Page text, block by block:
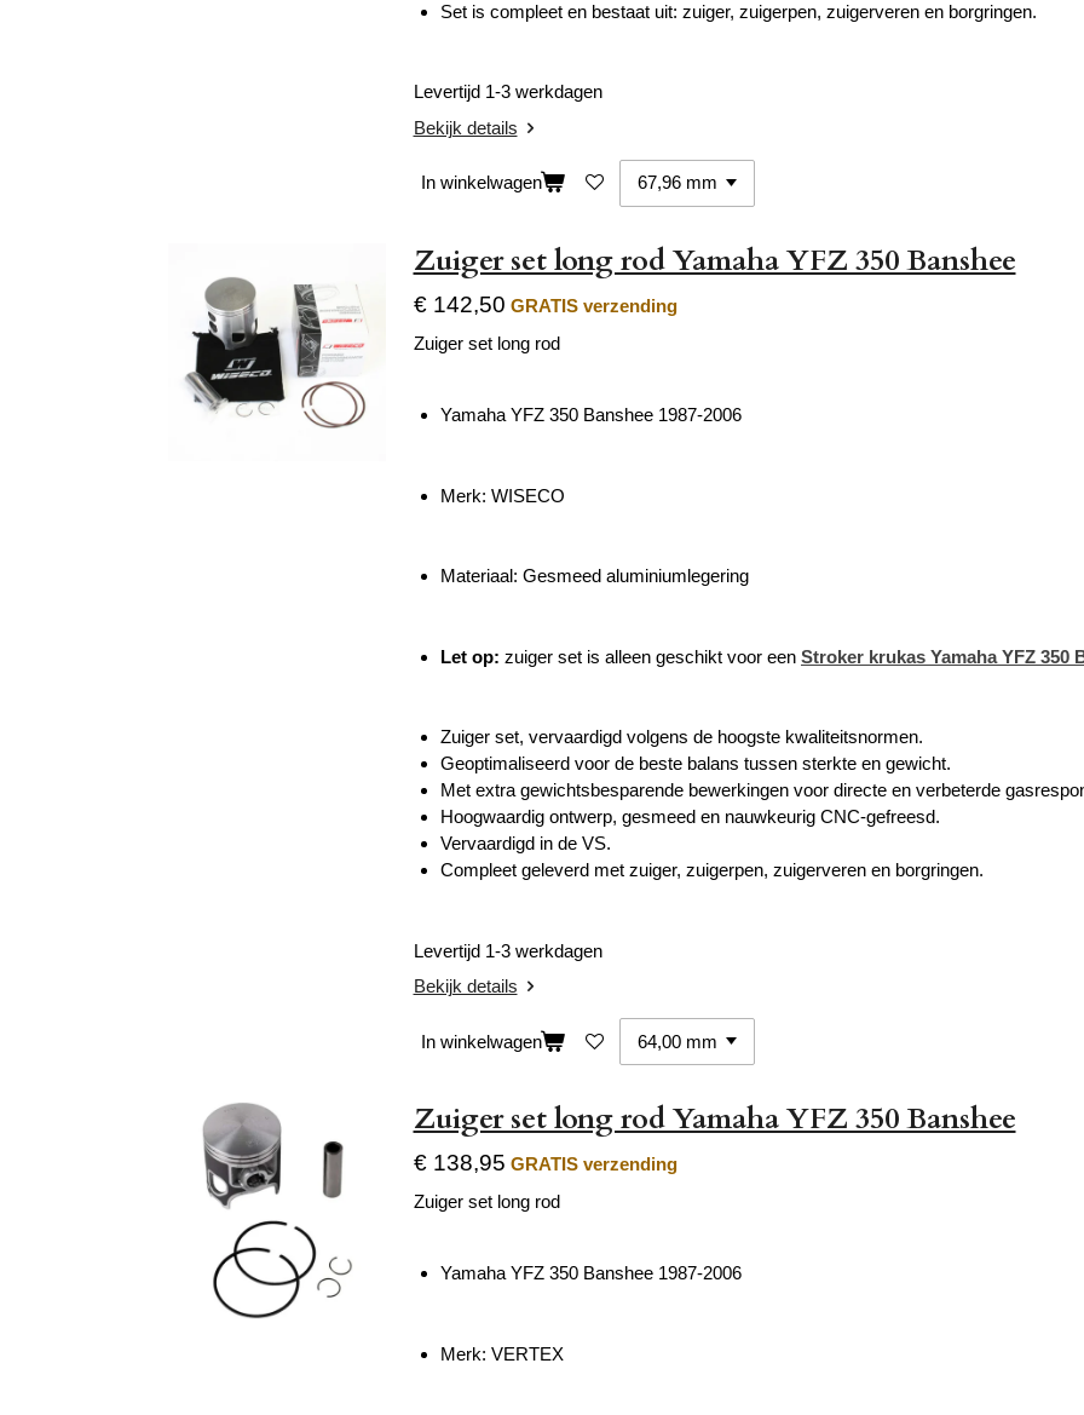
Set is compleet en bestaat uit: zuiger, zuigerpen, zuigerveren en borgringen.
Levertijd 1-3 werkdagen
Bekijk details
In winkelwagen
Zuiger set long rod Yamaha YFZ 350 Banshee
€ 142,50 GRATIS verzending
Zuiger set long rod
Yamaha YFZ 350 Banshee 1987-2006
Merk: WISECO
Materiaal: Gesmeed aluminiumlegering
Let op: zuiger set is alleen geschikt voor een Stroker krukas Yamaha YFZ 350
Zuiger set, vervaardigd volgens de hoogste kwaliteitsnormen.
Geoptimaliseerd voor de beste balans tussen sterkte en gewicht.
Met extra gewichtsbesparende bewerkingen voor directe en verbeterde
Hoogwaardig ontwerp, gesmeed en nauwkeurig CNC-gefreesd.
Vervaardigd in de VS.
Compleet geleverd met zuiger, zuigerpen, zuigerveren en borgringen.
Levertijd 1-3 werkdagen
Bekijk details
In winkelwagen
Zuiger set long rod Yamaha YFZ 350 Banshee
€ 138,95 GRATIS verzending
Zuiger set long rod
Yamaha YFZ 350 Banshee 1987-2006
Merk: VERTEX